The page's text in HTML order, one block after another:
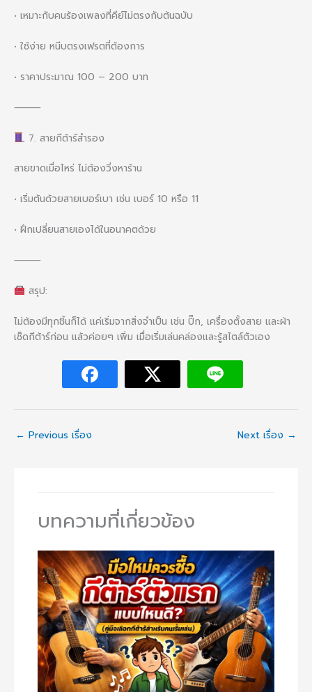
• เหมาะกับคนร้องเพลงที่คีย์ไม่ตรงกับต้นฉบับ
• ใช้ง่าย หนีบตรงเฟรตที่ต้องการ
• ราคาประมาณ 100 – 200 บาท
⸻
7. สายกีต้าร์สำรอง
สายขาดเมื่อไหร่ ไม่ต้องวิ่งหาร้าน
• เริ่มต้นด้วยสายเบอร์เบา เช่น เบอร์ 10 หรือ 11
• ฝึกเปลี่ยนสายเองได้ในอนาคตด้วย
⸻
สรุป:
ไม่ต้องมีทุกชิ้นก็ได้ แค่เริ่มจากสิ่งจำเป็น เช่น ปิ๊ก, เครื่องตั้งสาย และผ้า
เช็ดกีต้าร์ก่อน แล้วค่อยๆ เพิ่ม เมื่อเริ่มเล่นคล่องและรู้สไตล์ตัวเอง
← Previous เรื่อง Next เรื่อง →
บทความที่เกี่ยวข้อง